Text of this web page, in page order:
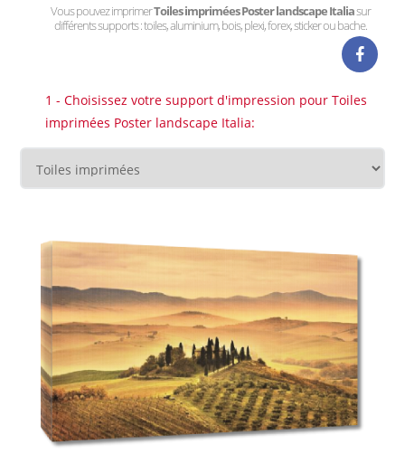
Vous pouvez imprimerToiles imprimées Poster landscape Italiasur
différents supports : toiles, aluminium, bois, plexi, forex, sticker ou bache.
1 - Choisissez votre support d'impression pour Toiles
imprimées Poster landscape Italia: